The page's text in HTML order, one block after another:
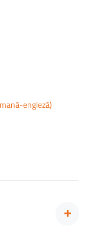
engleză)